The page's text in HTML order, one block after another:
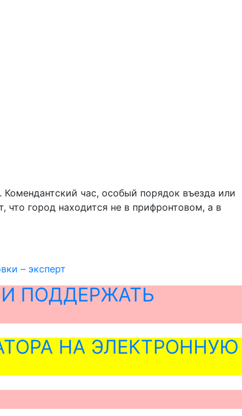
час, особый порядок въезда или
что город находится не в прифронтовом, а в
– эксперт
ПОДДЕРЖАТЬ
НА ЭЛЕКТРОННУЮ